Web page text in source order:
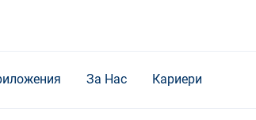
За Нас Кариери